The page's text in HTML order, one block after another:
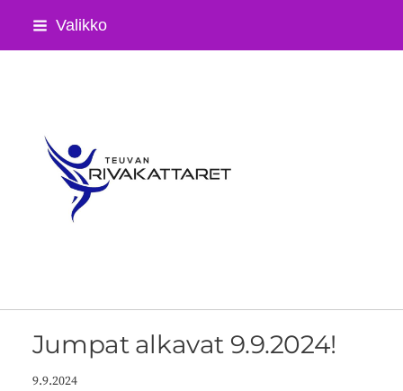
Siirry
Valikko
Teuvan Rivakattaret ry
Jumpat alkavat 9.9.2024!
9.9.2024